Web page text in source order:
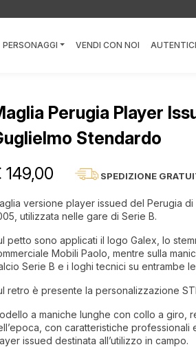
PERSONAGGI VENDI CON NOI
Perugia Player
Stendardo
149,00 SPEDIZIONE
versione player issued del Perugia
utilizzata nelle gare di Serie B.
petto sono applicati il logo Galex, lo
Mobili Paolo, mentre sulla
Serie B e i loghi tecnici su entrambe
retro è presente la personalizzazione
a maniche lunghe con collo a giro,
con caratteristiche professionali
issued destinata all’utilizzo in campo.